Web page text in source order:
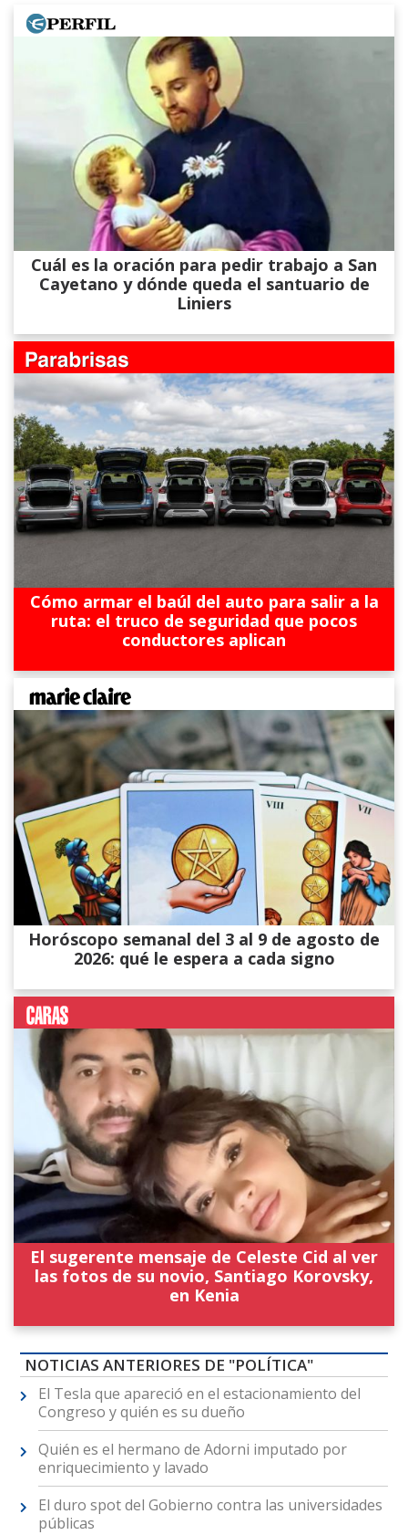
Cuál es la oración para pedir trabajo a San
Cayetano y dónde queda el santuario de
Liniers
Cómo armar el baúl del auto para salir a la
ruta: el truco de seguridad que pocos
conductores aplican
Horóscopo semanal del 3 al 9 de agosto de
2026: qué le espera a cada signo
El sugerente mensaje de Celeste Cid al ver
las fotos de su novio, Santiago Korovsky,
en Kenia
NOTICIAS ANTERIORES DE "POLÍTICA"
El Tesla que apareció en el estacionamiento del
Congreso y quién es su dueño
Quién es el hermano de Adorni imputado por
enriquecimiento y lavado
El duro spot del Gobierno contra las universidades
públicas